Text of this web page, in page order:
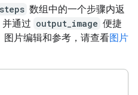
steps 数组中的一个步骤内返
通过 output_image 便捷
图片编辑和参考，请查看图片